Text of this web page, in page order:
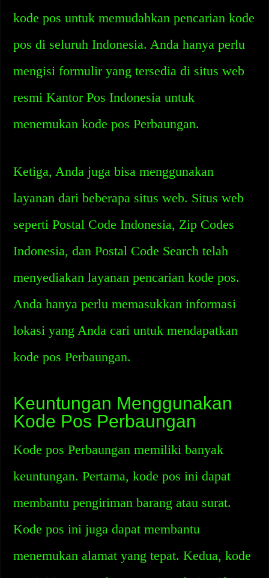
kode pos untuk memudahkan pencarian kode
pos di seluruh Indonesia. Anda hanya perlu
mengisi formulir yang tersedia di situs web
resmi Kantor Pos Indonesia untuk
menemukan kode pos Perbaungan.
Ketiga, Anda juga bisa menggunakan
layanan dari beberapa situs web. Situs web
seperti Postal Code Indonesia, Zip Codes
Indonesia, dan Postal Code Search telah
menyediakan layanan pencarian kode pos.
Anda hanya perlu memasukkan informasi
lokasi yang Anda cari untuk mendapatkan
kode pos Perbaungan.
Keuntungan Menggunakan
Kode Pos Perbaungan
Kode pos Perbaungan memiliki banyak
keuntungan. Pertama, kode pos ini dapat
membantu pengiriman barang atau surat.
Kode pos ini juga dapat membantu
menemukan alamat yang tepat. Kedua, kode